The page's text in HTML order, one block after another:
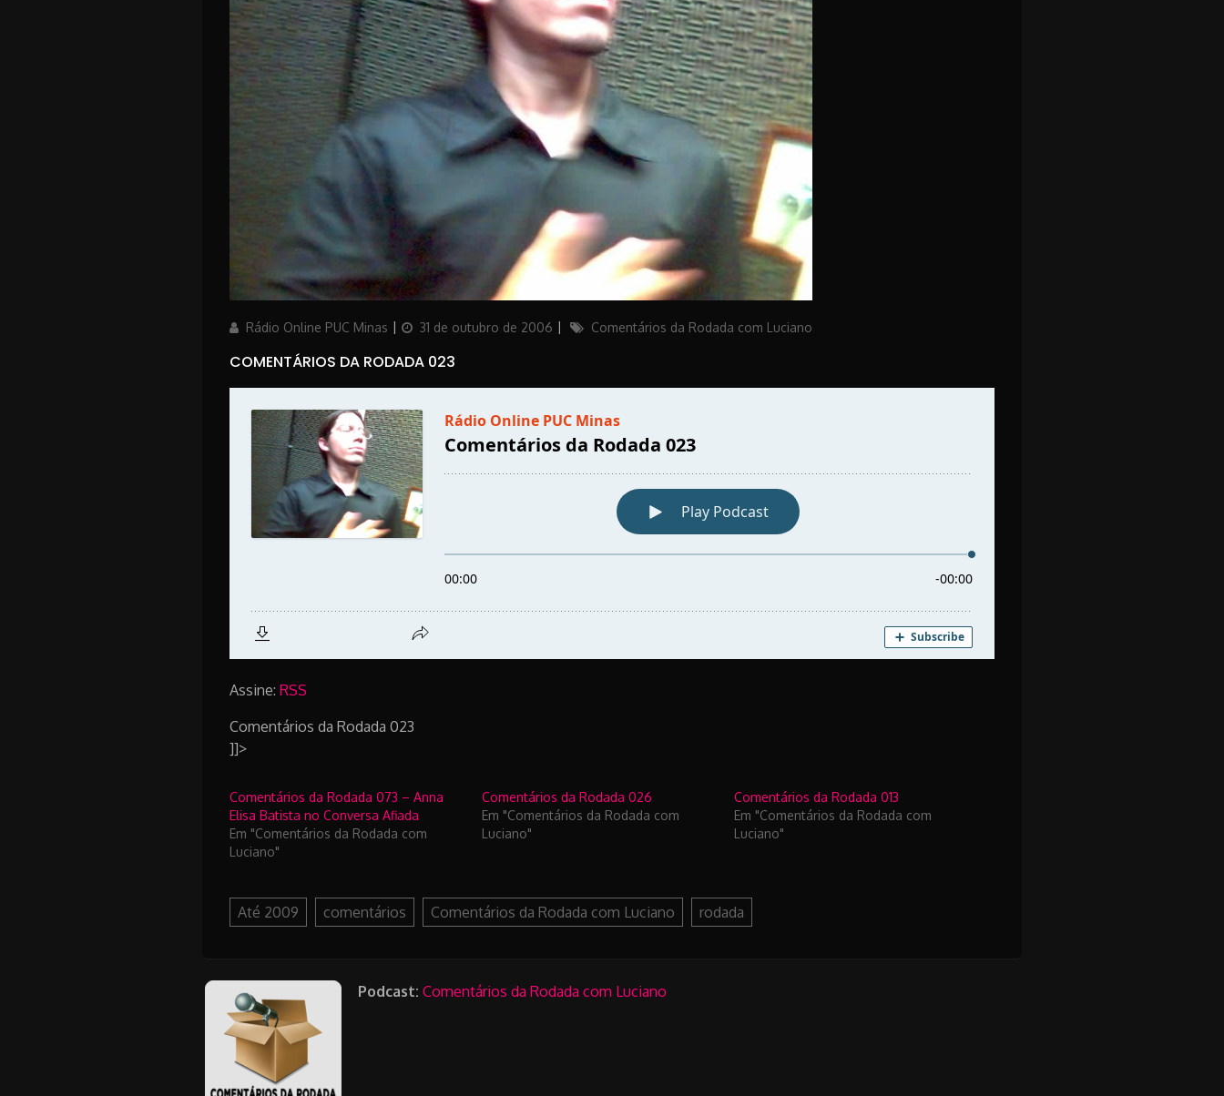
AuthorRádio Online PUC Minas
Posted
31 de outubro de 2006 Categories
Comentários da Rodada com Luciano
COMENTÁRIOS DA RODADA 023
Assine: RSS
Comentários da Rodada 023
]]>
Comentários da Rodada 073 – Anna
Elisa Batista no Conversa Afiada
Em "Comentários da Rodada com
Luciano"
Comentários da Rodada 026
Em "Comentários da Rodada com
Luciano"
Comentários da Rodada 013
Em "Comentários da Rodada com
Luciano"
Até 2009 comentários Comentários da Rodada com Luciano rodada
Podcast: Comentários da Rodada com Luciano